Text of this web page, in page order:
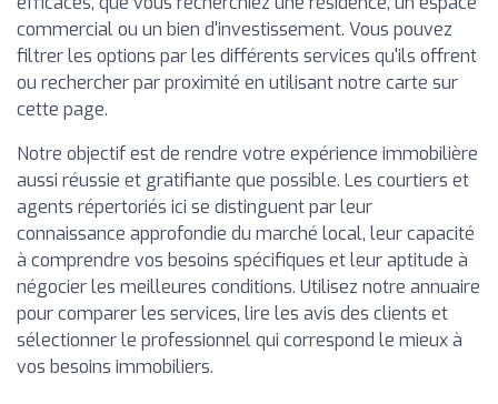
commercial ou un bien d'investissement. Vous pouvez
filtrer les options par les différents services qu'ils offrent
ou rechercher par proximité en utilisant notre carte sur
cette page.
Notre objectif est de rendre votre expérience immobilière
aussi réussie et gratifiante que possible. Les courtiers et
agents répertoriés ici se distinguent par leur
connaissance approfondie du marché local, leur capacité
à comprendre vos besoins spécifiques et leur aptitude à
négocier les meilleures conditions. Utilisez notre annuaire
pour comparer les services, lire les avis des clients et
sélectionner le professionnel qui correspond le mieux à
vos besoins immobiliers.